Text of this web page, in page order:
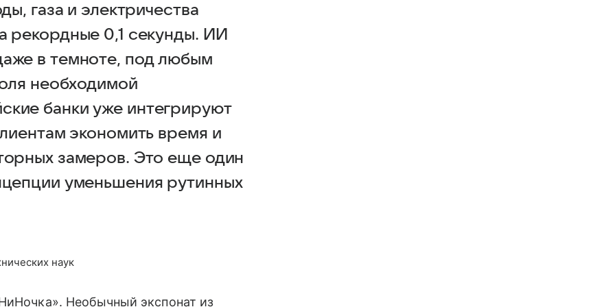
газа и электричества
рекордные 0,1 секунды. ИИ
в темноте, под любым
необходимой
банки уже интегрируют
экономить время и
замеров. Это еще один
уменьшения рутинных
наук
Необычный экспонат из